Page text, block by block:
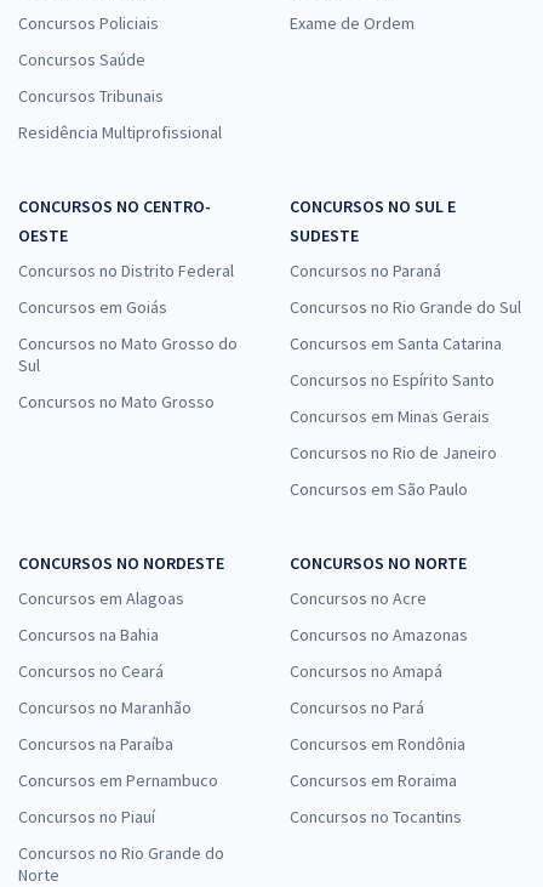
Concursos Policiais
Concursos Saúde
Concursos Tribunais
Residência Multiprofissional
Exame de Ordem
CONCURSOS NO CENTRO-
OESTE
Concursos no Distrito Federal
Concursos em Goiás
Concursos no Mato Grosso do
Sul
Concursos no Mato Grosso
CONCURSOS NO SUL E
SUDESTE
Concursos no Paraná
Concursos no Rio Grande do Sul
Concursos em Santa Catarina
Concursos no Espírito Santo
Concursos em Minas Gerais
Concursos no Rio de Janeiro
Concursos em São Paulo
CONCURSOS NO NORDESTE
Concursos em Alagoas
Concursos na Bahia
Concursos no Ceará
Concursos no Maranhão
Concursos na Paraíba
Concursos em Pernambuco
Concursos no Piauí
Concursos no Rio Grande do
Norte
CONCURSOS NO NORTE
Concursos no Acre
Concursos no Amazonas
Concursos no Amapá
Concursos no Pará
Concursos em Rondônia
Concursos em Roraima
Concursos no Tocantins